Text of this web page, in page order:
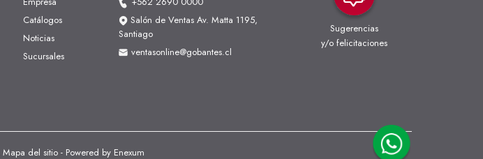
Catálogos
Noticias
Sucursales
Salón de Ventas Av. Matta 1195,
Santiago
ventasonline@gobantes.cl
Sugerencias
y/o felicitaciones
Mapa del sitio- Powered by Enexum